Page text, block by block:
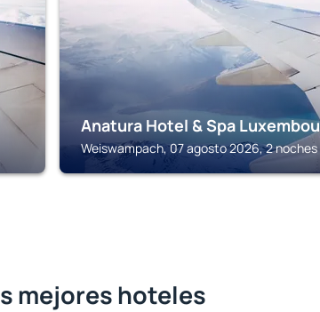
Anatura Hotel & Spa
Weiswampach, 07 agosto 2026, 2 noches
mejores hoteles